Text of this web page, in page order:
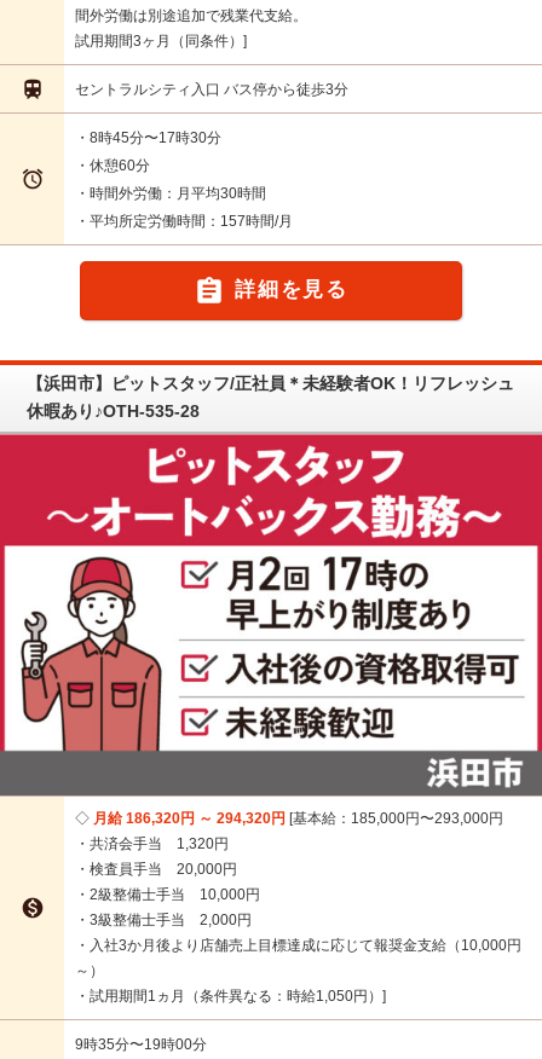
間外労働は別途追加で残業代支給。
試用期間3ヶ月（同条件）
 セントラルシティ入口 バス停から徒歩3分

・8時45分〜17時30分
・休憩60分
・時間外労働：月平均30時間
・平均所定労働時間：157時間/月
 詳細を見る
【浜田市】ピットスタッフ/正社員＊未経験者OK！リフレッシュ
休暇あり♪OTH-535-28

月給 186,320円 ～ 294,320円 基本給：185,000円〜293,000円
・共済会手当 1,320円
・検査員手当 20,000円
・2級整備士手当 10,000円
・3級整備士手当 2,000円
・入社3か月後より店舗売上目標達成に応じて報奨金支給（10,000円
～）
・試用期間1ヵ月（条件異なる：時給1,050円）
9時35分〜19時00分